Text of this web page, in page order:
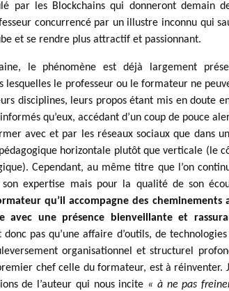
par les Blockchains qui donneront demain
concurrencé par un illustre inconnu qui
et se rendre plus attractif et passionnant.
le phénomène est déjà largement
lesquelles le professeur ou le formateur ne
disciplines, leurs propos étant mis en doute
qu’eux, accédant d’un coup de pouce
avec et par les réseaux sociaux que dans
horizontale plutôt que verticale (le
Cependant, au même titre que l’on
expertise mais pour la qualité de son
qu’il accompagne des cheminements
avec une présence bienveillante et
donc pas qu’une affaire d’outils, de
organisationnel et structurel
chef celle du formateur, est à réinventer.
de l’auteur qui nous incite « à ne pas